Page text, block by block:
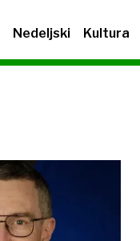
Nedeljski Kultura